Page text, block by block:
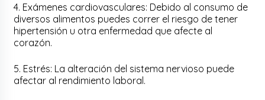
4. Exámenes cardiovasculares: Debido al consumo de
diversos alimentos puedes correr el riesgo de tener
hipertensión u otra enfermedad que afecte al
corazón.
5. Estrés: La alteración del sistema nervioso puede
afectar al rendimiento laboral.